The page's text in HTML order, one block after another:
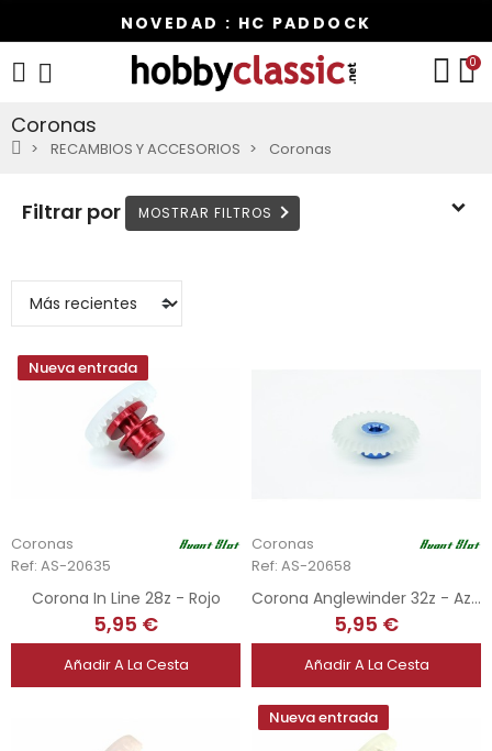
NOVEDAD : HC PADDOCK
0
Coronas
RECAMBIOS Y ACCESORIOS Coronas
Filtrar por
Nueva entrada
Coronas
Ref: AS-20635
Corona In Line 28z - Rojo
5,95 €
Añadir A La Cesta
Coronas
Ref: AS-20658
Corona Anglewinder 32z - Azul
5,95 €
Añadir A La Cesta
Nueva entrada